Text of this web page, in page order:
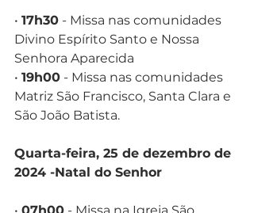
• 17h30 - Missa nas comunidades
Divino Espírito Santo e Nossa
Senhora Aparecida
• 19h00 - Missa nas comunidades
Matriz São Francisco, Santa Clara e
São João Batista.
Quarta-feira, 25 de dezembro de
2024 -Natal do Senhor